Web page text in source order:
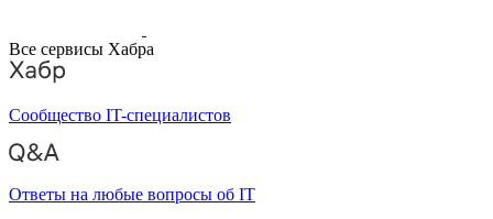
Все сервисы Хабра
Сообщество IT-специалистов
Ответы на любые вопросы об IT